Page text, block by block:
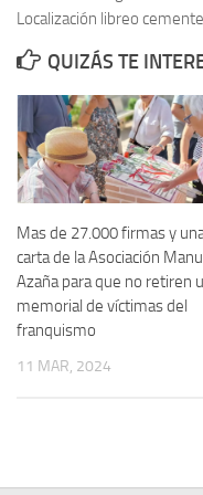
Memoria Histórica
Investigación previa de
1947).
Informe Represión en
Informe de la fosa de
Enciclopedia Republicana
Militantes históricos IR
Personajes republicanos
Izquierda Republicana.
Localización libreo
QUIZÁS TE
Mas de 27.000 firmas y
carta de la Asociación
Azaña para que no retiren
memorial de víctimas del
franquismo
11 MAR, 2024